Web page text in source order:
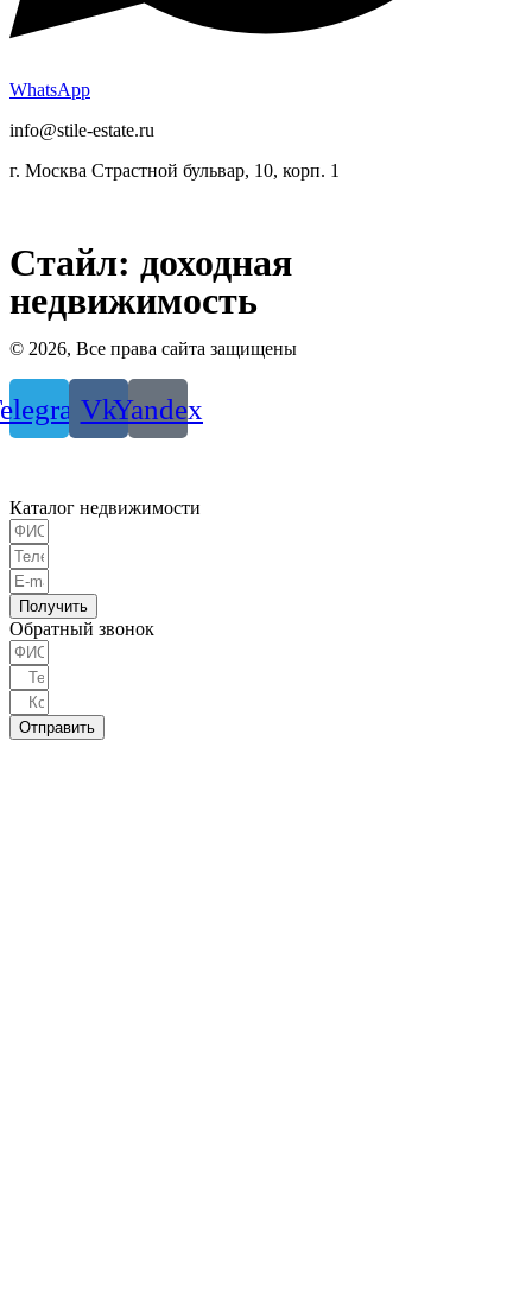
WhatsApp
info@stile-estate.ru
г. Москва Страстной бульвар, 10, корп. 1
Стайл: доходная
недвижимость
© 2026, Все права сайта защищены
VkYandex
Каталог недвижимости
Получить
Обратный звонок
Отправить